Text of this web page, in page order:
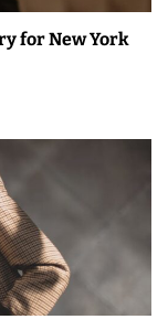
for New York